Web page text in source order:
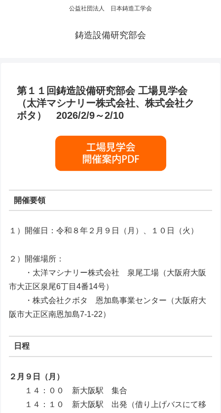
公益社団法人 日本鋳造工学会
鋳造設備研究部会
第１１回鋳造設備研究部会 工場見学会
（太洋マシナリー株式会社、株式会社ク
ボタ） 2026/2/9～2/10
開催要領
１）開催日：令和８年２月９日（月）、１０日（火）
２）開催場所：
・太洋マシナリー株式会社 泉尾工場（大阪府大阪
市大正区泉尾6丁目4番14号）
・株式会社クボタ 恩加島事業センター（大阪府大
阪市大正区南恩加島7-1-22）
日程
２月９日（月）
１４：００ 新大阪駅 集合
１４：１０ 新大阪駅 出発（借り上げバスにて移